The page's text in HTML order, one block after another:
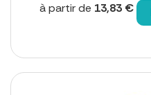
à partir de 13,83 €